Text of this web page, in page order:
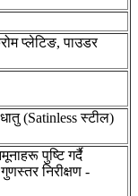
प्लेटिङ, पाउडर
(Satinless स्टील)
पुष्टि गर्दै
निरीक्षण -